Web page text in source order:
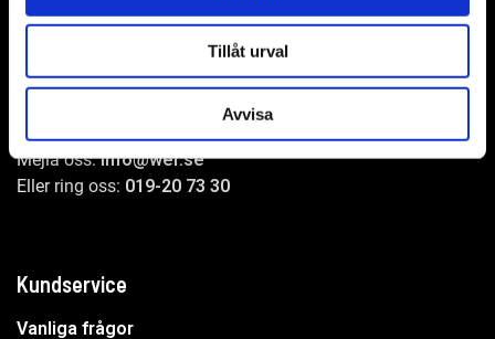
Tillåt urval
Avvisa
WER-agenturer AB
Adress: Elementvägen 7, 702 27 Örebro
Mejla oss:info@wer.se
Eller ring oss: 019-20 73 30
Kundservice
Vanliga frågor